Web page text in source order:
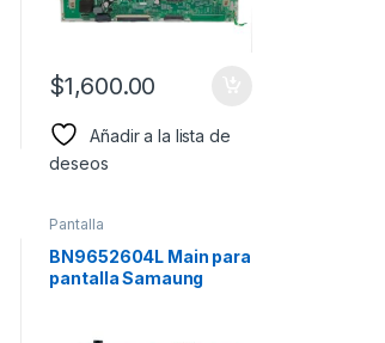
$1,600.00
Añadir a la lista de
deseos
Pantalla
BN9652604L Main para
pantalla Samaung